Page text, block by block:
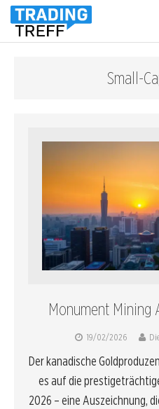
Small-
Monument Mining
19/02/2026
Der kanadische
es auf die
2026 – eine Auszeichnung,